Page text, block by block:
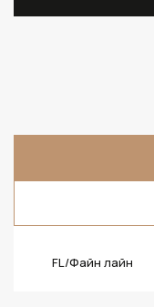
FL/Файн лайн